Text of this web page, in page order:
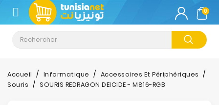
CATÉGORIE
Climatisation
Informatique
0
Accueil Informatique
Accessoires Et Périphériques
Souris
SOURIS REDRAGON DEICIDE - M816-RGB